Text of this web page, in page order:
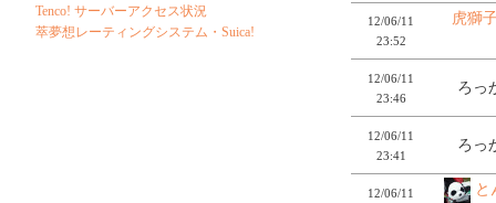
12/06/11
23:52
虎獅
12/06/11
23:46
ろっ
12/06/11
23:41
ろっ
12/06/11
と
Tenco! サーバーアクセス状況
萃夢想レーティングシステム・Suica!